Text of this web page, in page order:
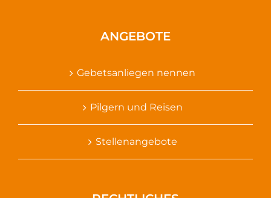
ANGEBOTE
Gebetsanliegen nennen
Pilgern und Reisen
Stellenangebote